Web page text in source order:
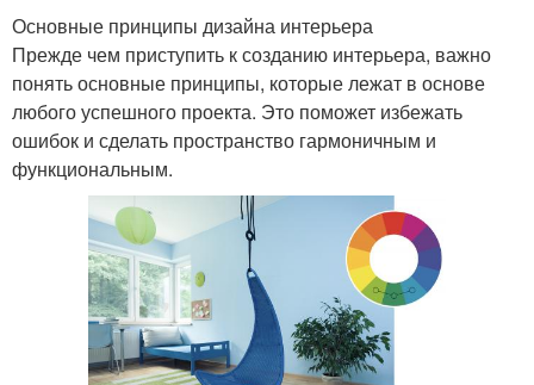
Основные принципы дизайна интерьера
Прежде чем приступить к созданию интерьера, важно
понять основные принципы, которые лежат в основе
любого успешного проекта. Это поможет избежать
ошибок и сделать пространство гармоничным и
функциональным.